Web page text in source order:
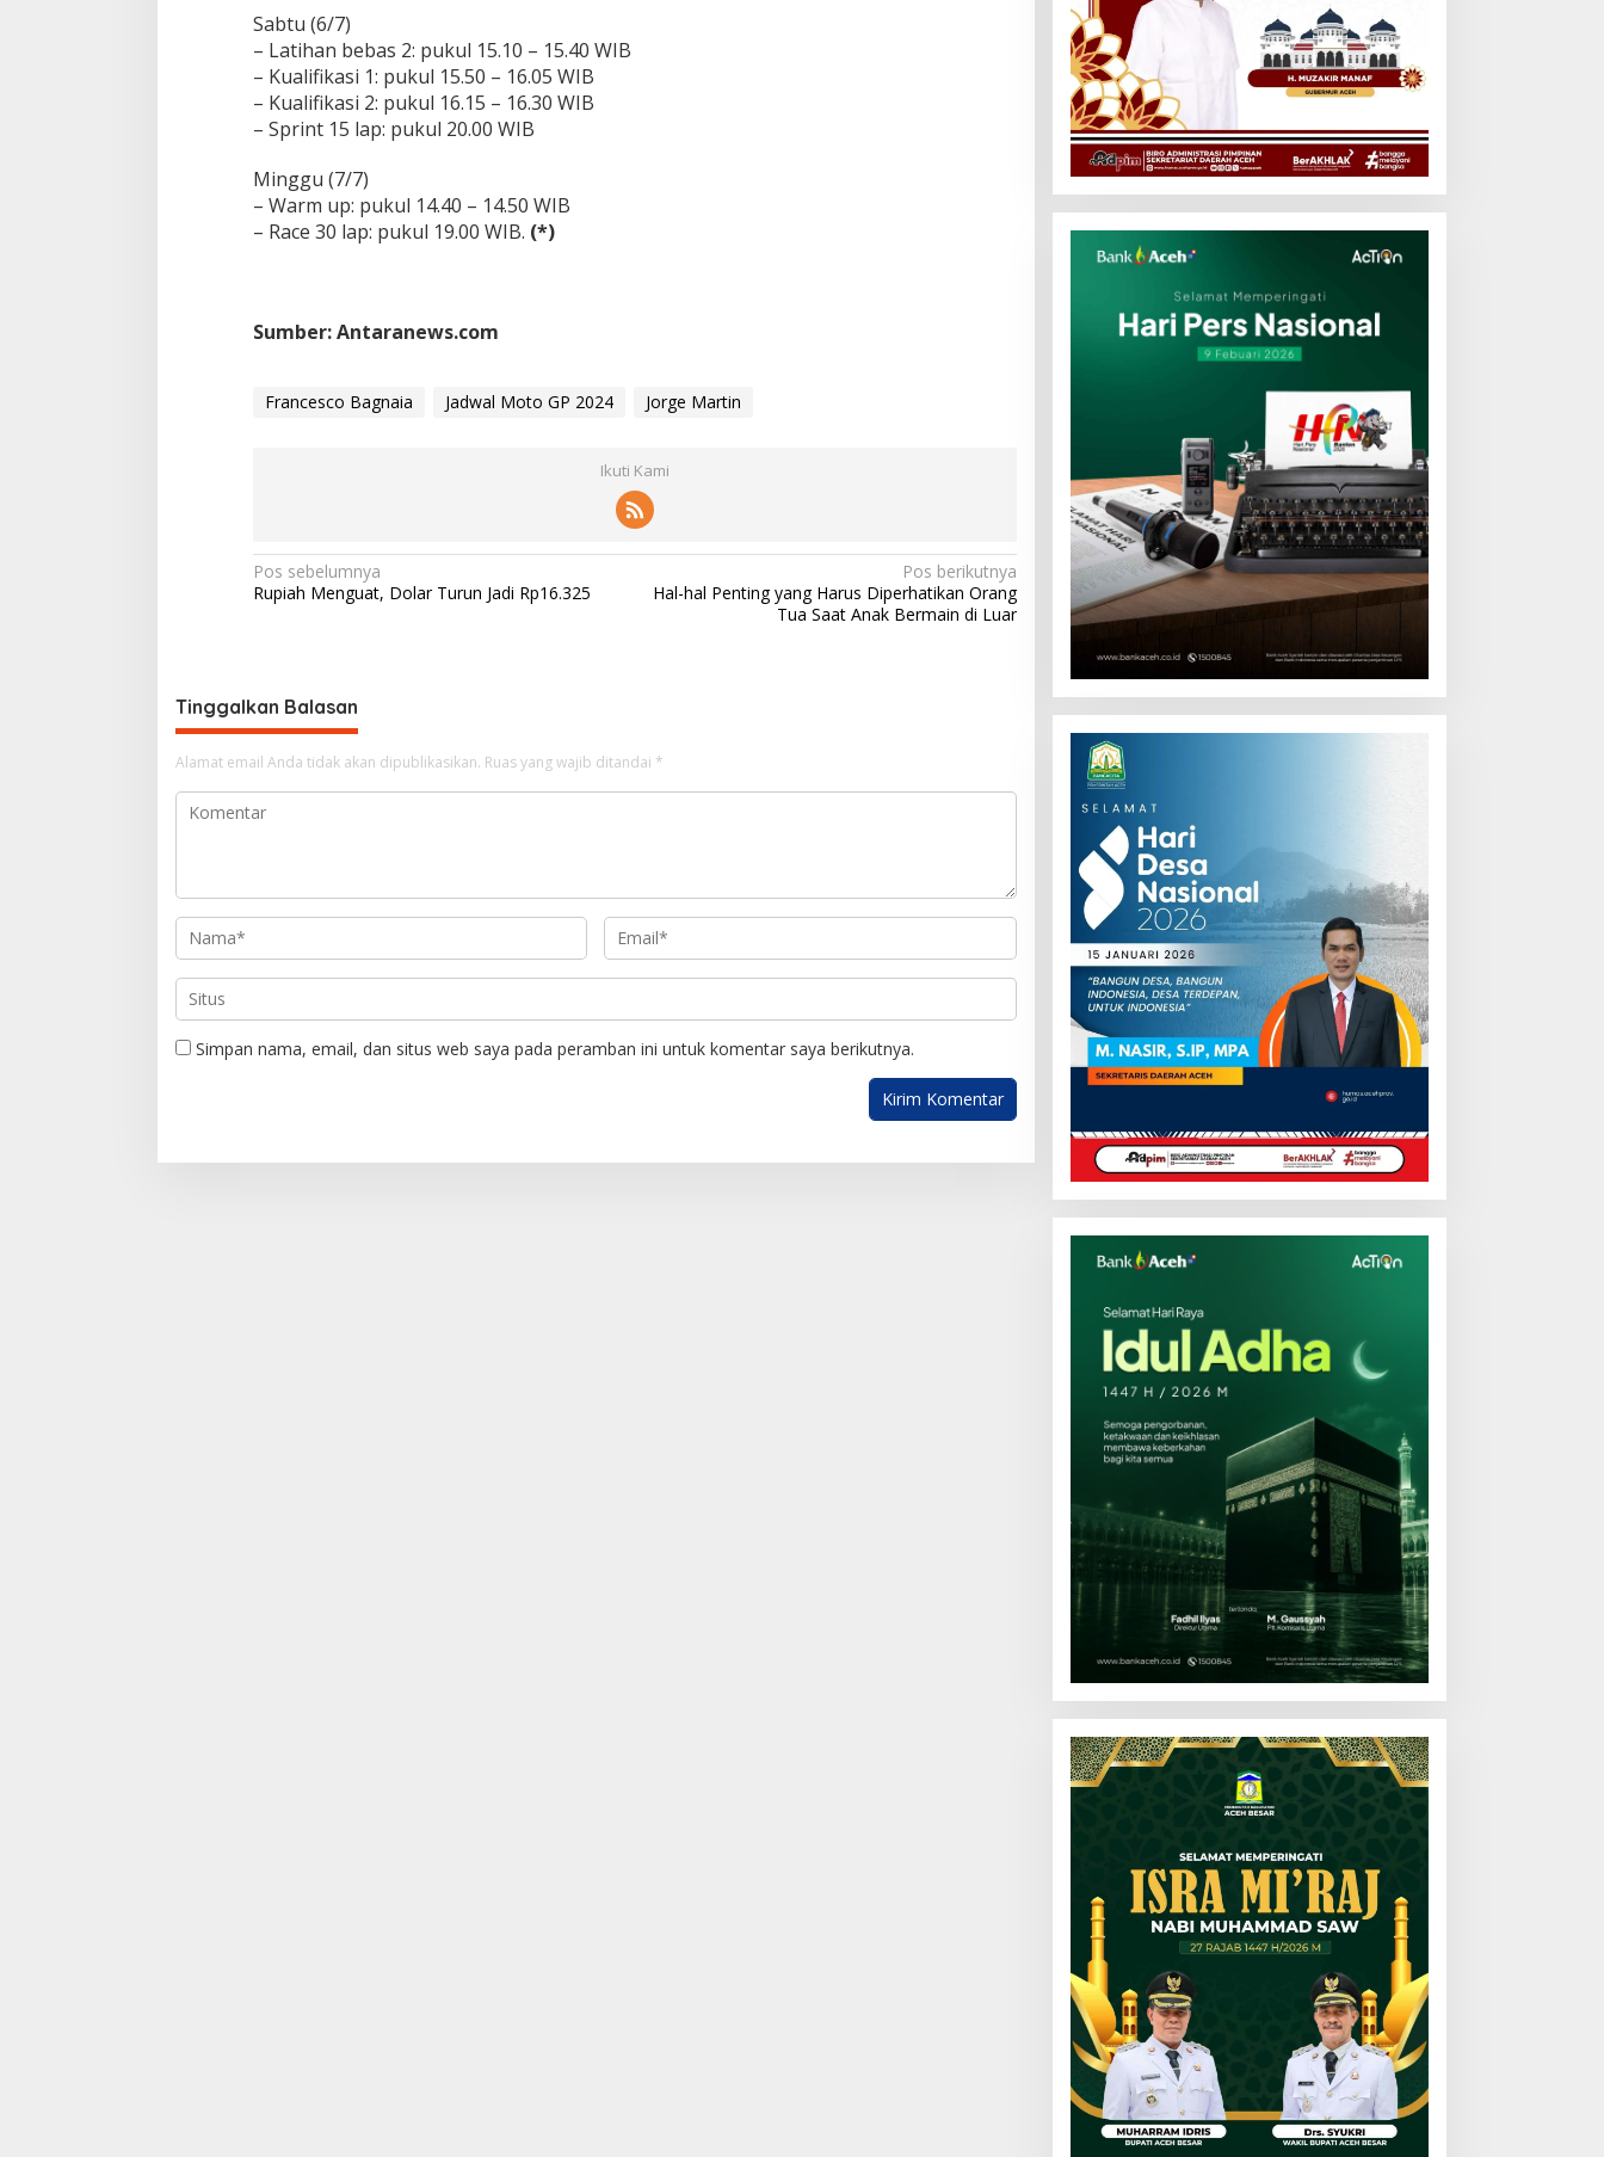
Sabtu (6/7)
– Latihan bebas 2: pukul 15.10 – 15.40 WIB
– Kualifikasi 1: pukul 15.50 – 16.05 WIB
– Kualifikasi 2: pukul 16.15 – 16.30 WIB
– Sprint 15 lap: pukul 20.00 WIB
Minggu (7/7)
– Warm up: pukul 14.40 – 14.50 WIB
– Race 30 lap: pukul 19.00 WIB. (*)
Sumber: Antaranews.com
Francesco Bagnaia Jadwal Moto GP 2024 Jorge Martin
Ikuti Kami
N
a
g
a
s
i
s
Pos sebelumnya
Rupiah Menguat, Dolar Turun Jadi Rp16.325
Pos berikutnya
Hal-hal Penting yang Harus Diperhatikan Orang
Tua Saat Anak Bermain di Luar
Tinggalkan Balasan
Alamat email Anda tidak akan dipublikasikan. Ruas yang wajib ditandai *
Simpan nama, email, dan situs web saya pada peramban ini untuk komentar saya berikutnya.